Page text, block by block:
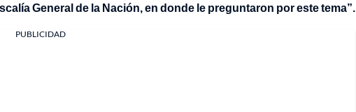
General de la Nación, en donde le preguntaron por este tema”.
PUBLICIDAD